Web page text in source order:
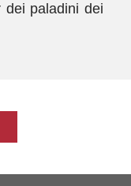
dei paladini dei